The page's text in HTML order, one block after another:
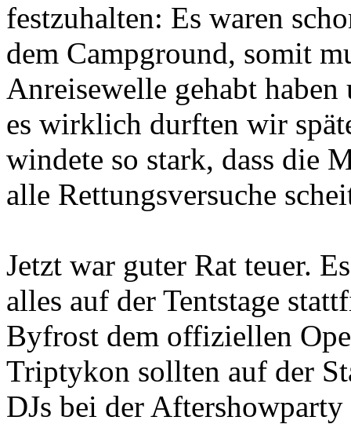
festzuhalten: Es waren
dem Campground, somit
Anreisewelle gehabt
es wirklich durften wir
windete so stark, dass die
alle Rettungsversuche
Jetzt war guter Rat teuer.
alles auf der Tentstage
Byfrost dem offiziellen
Triptykon sollten auf der
DJs bei der